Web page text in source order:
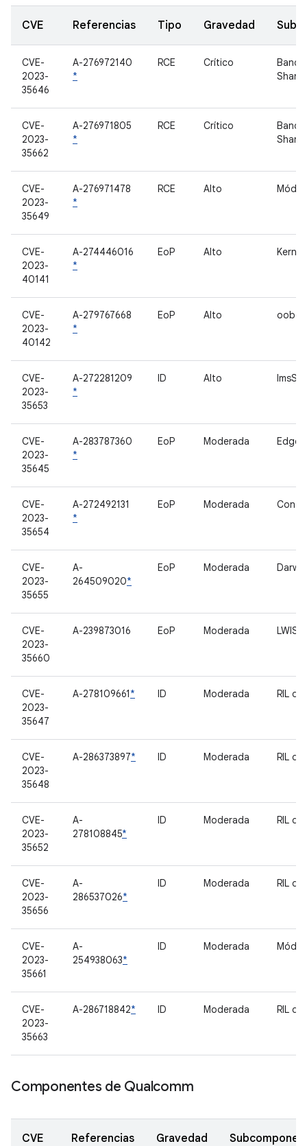
CVE Referencias Tipo Gravedad
CVE-
2023-
35646
A-276972140
*
RCE Crítico
CVE-
2023-
35662
A-276971805
*
RCE Crítico
CVE-
2023-
35649
A-276971478
*
RCE Alto
CVE-
2023-
40141
A-274446016
*
EoP Alto Kernel
CVE-
2023-
40142
A-279767668
*
EoP Alto
CVE-
2023-
35653
A-272281209
*
ID Alto
CVE-
2023-
35645
A-283787360
*
EoP Moderada
CVE-
2023-
35654
A-272492131
*
EoP Moderada
CVE-
2023-
35655
A-
264509020*
EoP Moderada Darwin
CVE-
2023-
35660
A-239873016 EoP Moderada LWIS
CVE-
2023-
35647
A-278109661* ID Moderada RIL de
CVE-
2023-
35648
A-286373897* ID Moderada RIL de
CVE-
2023-
35652
A-
278108845*
ID Moderada RIL de
CVE-
2023-
35656
A-
286537026*
ID Moderada RIL de
CVE-
2023-
35661
A-
254938063*
ID Moderada
CVE-
2023-
35663
A-286718842* ID Moderada RIL de
Componentes de Qualcomm
CVE Referencias Gravedad